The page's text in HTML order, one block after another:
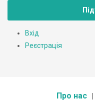
Вхід
Реєстрація
Про нас